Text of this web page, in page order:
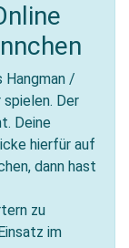
/
Der
Deine
hierfür auf
dann hast
zu
im